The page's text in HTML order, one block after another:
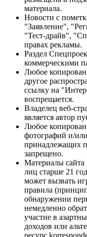
материала.
Новости с
"Заявление",
"Тест-драйв",
правах рекламы.
Раздел
коммерческими
Любое
другое
ссылку на
воспрещается.
Владелец веб-
является автор
Любое
фотографий и/
принадлежащих
запрещено.
Материалы сайта
лиц старше 21
может вызвать
правила
обнаружении
немедленно
участие в
доходов или
ресурс